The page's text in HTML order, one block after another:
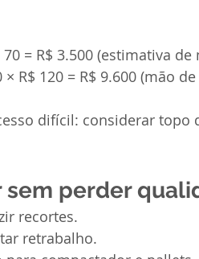
= R$ 3.500 (estimativa
R$ 120 = R$ 9.600 (mão
difícil: considerar topo
sem perder
recortes.
retrabalho.